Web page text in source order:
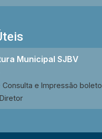
Municipal SJBV
Consulta e Impressão boleto